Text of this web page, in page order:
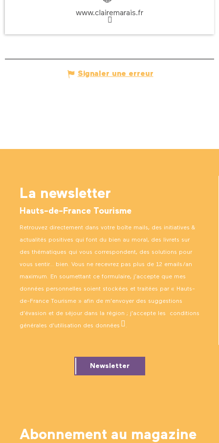
www.clairemarais.fr
Signaler une erreur
La newsletter
Hauts-de-France Tourisme
Retrouvez directement dans votre boîte mails, des initiatives &
actualités positives qui font du bien au moral, des livrets sur
des thématiques qui vous correspondent, des solutions pour
vous sentir… bien. Vous ne recevrez pas plus de 12 emails/an
maximum. En soumettant ce formulaire, j’accepte que mes
données personnelles soient stockées et traitées par « Hauts-
de-France Tourisme » afin de m’envoyer des suggestions
d’évasion et de séjour dans la région ; j’accepte les conditions
générales d’utilisation des données .
Newsletter
Abonnement au magazine